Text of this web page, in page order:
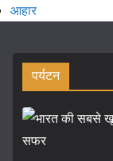
आहार
पर्यटन